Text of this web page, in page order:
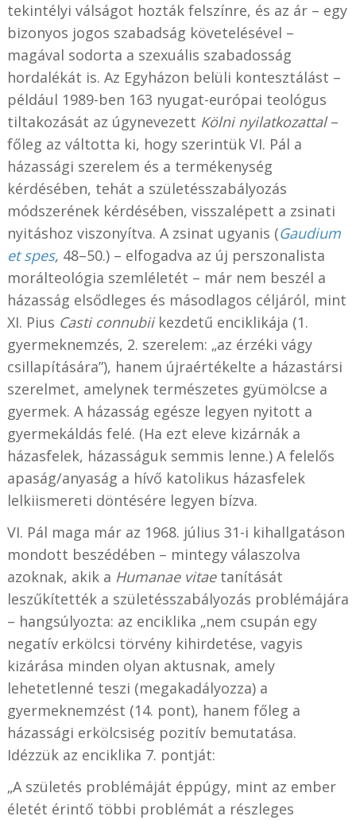
tekintélyi válságot hozták felszínre, és az ár – egy
bizonyos jogos szabadság követelésével –
magával sodorta a szexuális szabadosság
hordalékát is. Az Egyházon belüli kontesztálást –
például 1989-ben 163 nyugat-európai teológus
tiltakozását az úgynevezett Kölni nyilatkozattal–
főleg az váltotta ki, hogy szerintük VI. Pál a
házassági szerelem és a termékenység
kérdésében, tehát a születésszabályozás
módszerének kérdésében, visszalépett a zsinati
nyitáshoz viszonyítva. A zsinat ugyanis (Gaudium
et spes, 48–50.) – elfogadva az új perszonalista
morálteológia szemléletét – már nem beszél a
házasság elsődleges és másodlagos céljáról, mint
XI. Pius Casti connubiikezdetű enciklikája (1.
gyermeknemzés, 2. szerelem: „az érzéki vágy
csillapítására”), hanem újraértékelte a házastársi
szerelmet, amelynek természetes gyümölcse a
gyermek. A házasság egésze legyen nyitott a
gyermekáldás felé. (Ha ezt eleve kizárnák a
házasfelek, házasságuk semmis lenne.) A felelős
apaság/anyaság a hívő katolikus házasfelek
lelkiismereti döntésére legyen bízva.
VI. Pál maga már az 1968. július 31-i kihallgatáson
mondott beszédében – mintegy válaszolva
azoknak, akik a Humanae vitaetanítását
leszűkítették a születésszabályozás problémájára
– hangsúlyozta: az enciklika „nem csupán egy
negatív erkölcsi törvény kihirdetése, vagyis
kizárása minden olyan aktusnak, amely
lehetetlenné teszi (megakadályozza) a
gyermeknemzést (14. pont), hanem főleg a
házassági erkölcsiség pozitív bemutatása.
Idézzük az enciklika 7. pontját:
„A születés problémáját éppúgy, mint az ember
életét érintő többi problémát a részleges